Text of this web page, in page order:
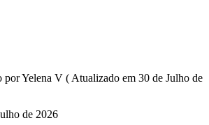
porYelena V ( Atualizado em 30 de Julho de
de 2026